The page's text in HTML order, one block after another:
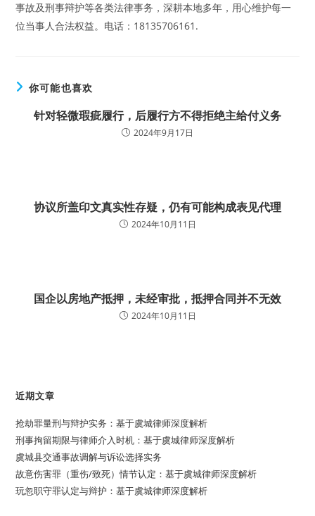
事故及刑事辩护等各类法律事务，深耕本地多年，用心维护每一
位当事人合法权益。电话：18135706161.
你可能也喜欢
针对轻微瑕疵履行，后履行方不得拒绝主给付义务
2024年9月17日
协议所盖印文真实性存疑，仍有可能构成表见代理
2024年10月11日
国企以房地产抵押，未经审批，抵押合同并不无效
2024年10月11日
近期文章
抢劫罪量刑与辩护实务：基于虞城律师深度解析
刑事拘留期限与律师介入时机：基于虞城律师深度解析
虞城县交通事故调解与诉讼选择实务
故意伤害罪（重伤/致死）情节认定：基于虞城律师深度解析
玩忽职守罪认定与辩护：基于虞城律师深度解析